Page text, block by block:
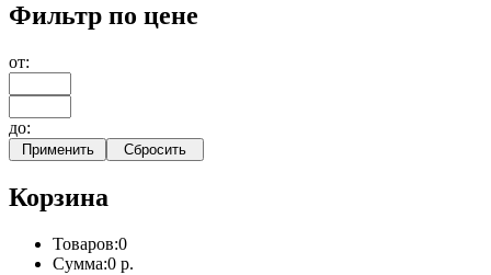
Фильтр по цене
от:
до:
Корзина
Товаров:0
Сумма:0 р.